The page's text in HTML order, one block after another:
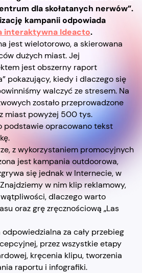
dla skołatanych nerwów”.
kampanii odpowiada
interaktywna Ideacto.
jest wielotorowo, a skierowana
dużych miast. Jej
jest obszerny raport
pokazujący, kiedy i dlaczego się
walczyć ze stresem. Na
zostało przeprowadzone
miast powyżej 500 tys.
podstawie opracowano tekst
z wykorzystaniem promocyjnych
jest kampania outdoorowa,
się jednak w Internecie, w
w nim klip reklamowy,
dlaczego warto
oraz grę zręcznościową „Las
za cały przebieg
przez wszystkie etapy
kręcenia klipu, tworzenia
raportu i infografiki.